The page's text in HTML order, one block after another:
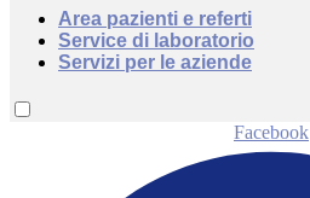
Area pazienti e referti
Service di laboratorio
Servizi per le aziende
Facebook